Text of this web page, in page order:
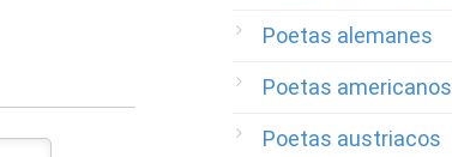
Poetas alemanes
Poetas americanos
Poetas austriacos